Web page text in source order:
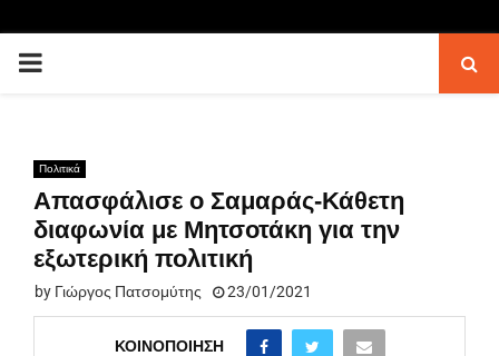
PRIMARY
Πολιτικά
Απασφάλισε ο Σαμαράς-Κάθετη
διαφωνία με Μητσοτάκη για την
εξωτερική πολιτική
by Γιώργος Πατσομύτης 23/01/2021
ΚΟΙΝΟΠΟΊΗΣΗ